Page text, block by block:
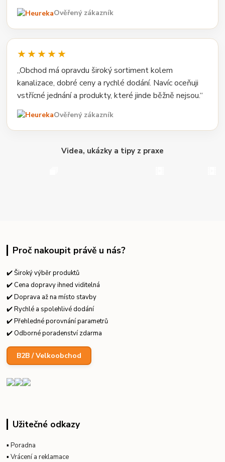
Ověřený zákazník
★★★★★
„Obchod má opravdu široký sortiment kolem
kanalizace, dobré ceny a rychlé dodání. Navíc oceňuji
vstřícné jednání a produkty, které jinde běžně nejsou.“
Ověřený zákazník
Videa, ukázky a tipy z praxe
Proč nakoupit právě u nás?
✔️ Široký výběr produktů
✔️ Cena dopravy ihned viditelná
✔️ Doprava až na místo stavby
✔️ Rychlé a spolehlivé dodání
✔️ Přehledné porovnání parametrů
✔️ Odborné poradenství zdarma
B2B / Velkoobchod
Užitečné odkazy
▪Poradna
▪Vrácení a reklamace